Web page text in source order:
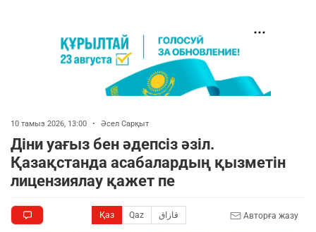
10 тамыз 2026, 13:00 • Әсел Сарқыт
Діни уағыз бен әдепсіз әзіл.
Қазақстанда асабалардың қызметін
лицензиялау қажет пе
Қаз Qaz قازاق Авторға жазу